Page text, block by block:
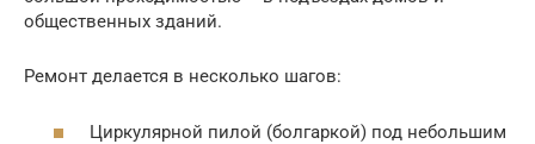
общественных зданий.
Ремонт делается в несколько шагов:
Циркулярной пилой (болгаркой) под небольшим